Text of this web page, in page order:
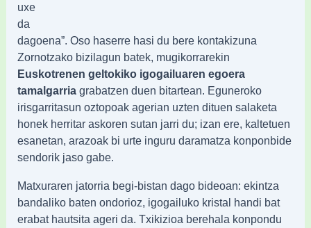
uxe
da
dagoena”. Oso haserre hasi du bere kontakizuna
Zornotzako bizilagun batek, mugikorrarekin
Euskotrenen geltokiko igogailuaren egoera
tamalgarria grabatzen duen bitartean. Eguneroko
irisgarritasun oztopoak agerian uzten dituen salaketa
honek herritar askoren sutan jarri du; izan ere, kaltetuen
esanetan, arazoak bi urte inguru daramatza konponbide
sendorik jaso gabe.
Matxuraren jatorria begi-bistan dago bideoan: ekintza
bandaliko baten ondorioz, igogailuko kristal handi bat
erabat hautsita ageri da. Txikizioa berehala konpondu